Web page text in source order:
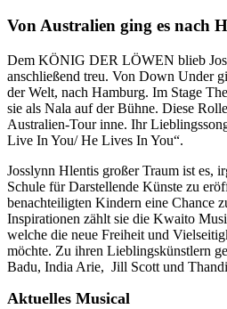
Von Australien ging es nach
Dem KÖNIG DER LÖWEN blieb
anschließend treu. Von Down Under
der Welt, nach Hamburg. Im Stage
sie als Nala auf der Bühne. Diese
Australien-Tour inne. Ihr
Live In You/ He Lives In You“.
Josslynn Hlentis großer Traum ist es,
Schule für Darstellende Künste zu
benachteiligten Kindern eine Chance
Inspirationen zählt sie die Kwaito
welche die neue Freiheit und
möchte. Zu ihren Lieblingskünstlern
Badu, India Arie, Jill Scott und
Aktuelles Musical